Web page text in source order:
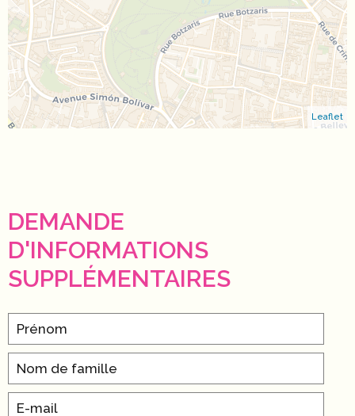
Leaflet
DEMANDE
D'INFORMATIONS
SUPPLÉMENTAIRES